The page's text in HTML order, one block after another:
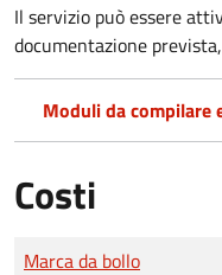
Il servizio può essere
documentazione
Moduli da compilare
Costi
Tipo di pagamento
Importo
Marca da bollo